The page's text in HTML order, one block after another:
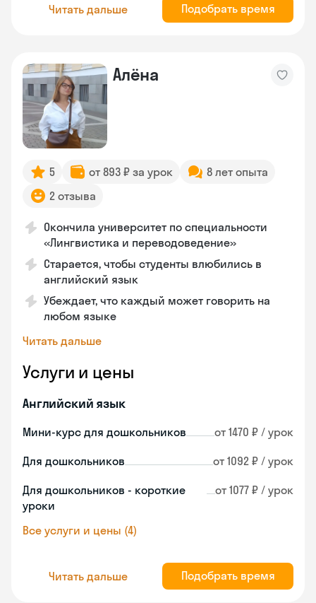
Читать дальше Подобрать время
Алёна
5 от 893 ₽ за урок
8 лет опыта
2 отзыва
Окончила университет по специальности
«Лингвистика и переводоведение»
Старается, чтобы студенты влюбились в
английский язык
Убеждает, что каждый может говорить на
любом языке
Читать дальше
Услуги и цены
Английский язык
Мини-курс для дошкольников от 1470 ₽ / урок
Для дошкольников от 1092 ₽ / урок
Для дошкольников - короткие
уроки
от 1077 ₽ / урок
Все услуги и цены (4)
Читать дальше Подобрать время